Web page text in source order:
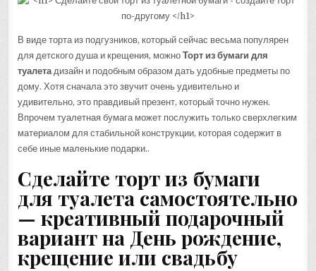
В виде торта из подгузников, который сейчас весьма популярен
для детского душа и крещения, можноТорт из бумаги для
туалетадизайн и подобным образом дать удобные предметы по
дому. Хотя сначала это звучит очень удивительно и
удивительно, это правдивый презент, который точно нужен.
Впрочем туалетная бумага может послужить только сверхлегким
материалом для стабильной конструкции, которая содержит в
себе иные маленькие подарки..
Сделайте торт из бумаги
для туалета самостоятельно
— креативный подарочный
вариант на День рождение,
крещение или свадьбу